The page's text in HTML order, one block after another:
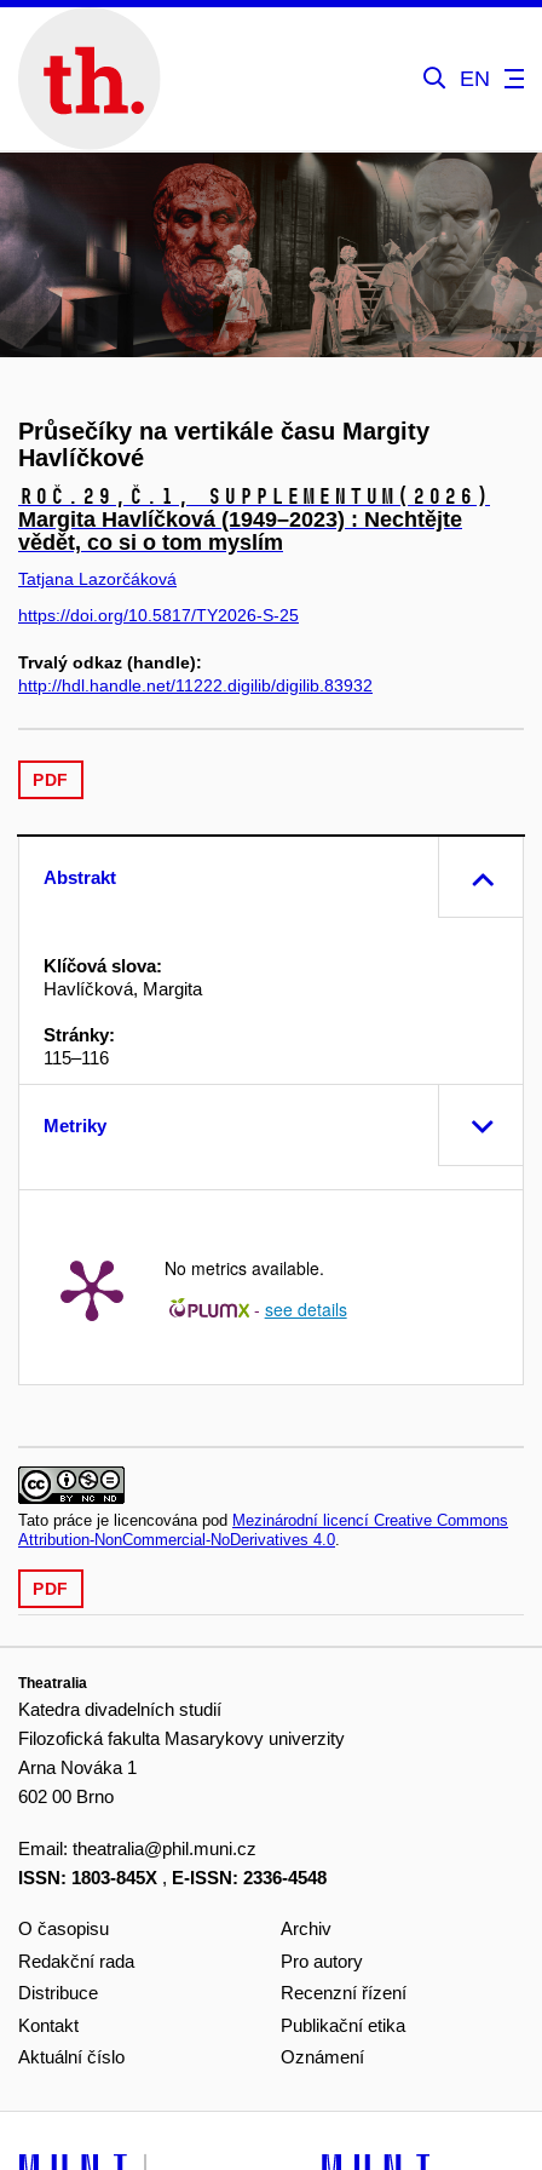
EN
Průsečíky na vertikále času Margity
Havlíčkové
Roč.29, č.1, Supplementum (2026)
Margita Havlíčková (1949–2023) : Nechtějte
vědět, co si o tom myslím
Tatjana Lazorčáková
https://doi.org/10.5817/TY2026-S-25
Trvalý odkaz (handle):
http://hdl.handle.net/11222.digilib/digilib.83932
PDF
Abstrakt
Klíčová slova:
Havlíčková, Margita
Stránky:
115–116
Metriky
No metrics available.
- see details
Tato práce je licencována pod Mezinárodní licencí Creative Commons
Attribution-NonCommercial-NoDerivatives 4.0
PDF
Theatralia
Katedra divadelních studií
Filozofická fakulta Masarykovy univerzity
Arna Nováka 1
602 00 Brno
Email: theatralia@phil.muni.cz
ISSN: 1803-845X , E-ISSN: 2336-4548
O časopisu
Redakční rada
Distribuce
Kontakt
Aktuální číslo
Archiv
Pro autory
Recenzní řízení
Publikační etika
Oznámení